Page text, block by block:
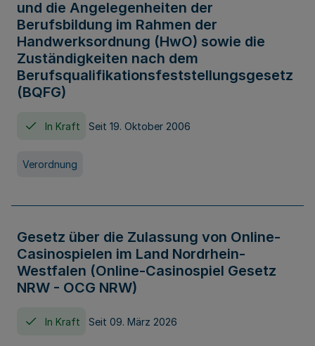
und die Angelegenheiten der
Berufsbildung im Rahmen der
Handwerksordnung (HwO) sowie die
Zuständigkeiten nach dem
Berufsqualifikationsfeststellungsgesetz
(BQFG)
In Kraft Seit 19. Oktober 2006
Verordnung
Gesetz über die Zulassung von Online-
Casinospielen im Land Nordrhein-
Westfalen (Online-Casinospiel Gesetz
NRW - OCG NRW)
In Kraft Seit 09. März 2026